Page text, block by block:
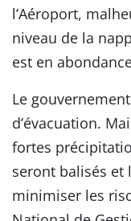
l’Aéroport,
niveau de la
est en
Le
d’évacuation.
fortes
seront balisés et
minimiser les